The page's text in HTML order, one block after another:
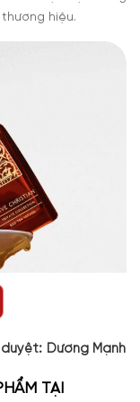
hiệu.
duyệt: Dương Mạnh
TẠI